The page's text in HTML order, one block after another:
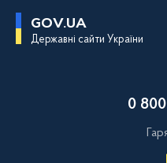
GOV.UA
Державні сайти України
0